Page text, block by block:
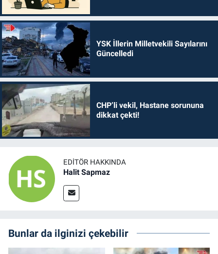
YSK İllerin Milletvekili Sayılarını
Güncelledi
CHP’li vekil, Hastane sorununa
dikkat çekti!
EDITÖR HAKKINDA
Halit Sapmaz
Bunlar da ilginizi çekebilir